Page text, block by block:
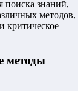
поиска знаний,
методов,
критическое
методы